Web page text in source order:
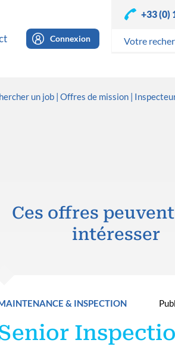
Connexion
+33 (0)
un job Offres de mission
Ces offres
intéresser
& INSPECTION